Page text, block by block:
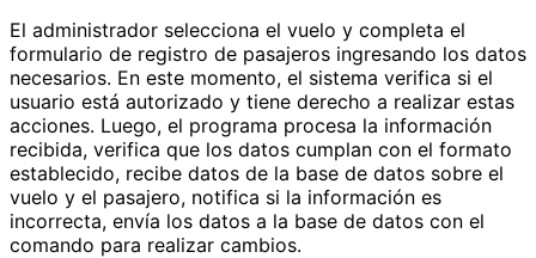
El administrador selecciona el vuelo y completa el
formulario de registro de pasajeros ingresando los datos
necesarios. En este momento, el sistema verifica si el
usuario está autorizado y tiene derecho a realizar estas
acciones. Luego, el programa procesa la información
recibida, verifica que los datos cumplan con el formato
establecido, recibe datos de la base de datos sobre el
vuelo y el pasajero, notifica si la información es
incorrecta, envía los datos a la base de datos con el
comando para realizar cambios.